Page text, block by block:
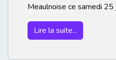
Meaulnoise ce samedi
Lire la suite...